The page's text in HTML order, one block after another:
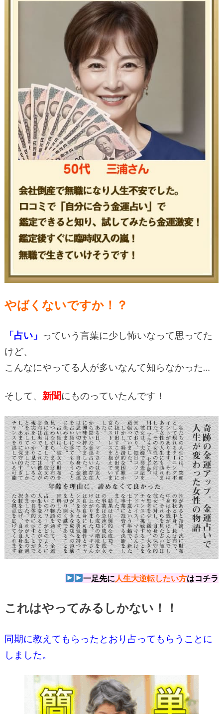
やばくないですか！？
「占い」 っていう言葉に少し怖いなって思ってた
けど、
こんなにやってる人が多いなんて知らなかった…
そして、 新聞にものっていたんです！
一足先に 人生大逆転したい方はコチラ
これはやってみるしかない！！
同期に教えてもらったとおり占ってもらうことに
しました。